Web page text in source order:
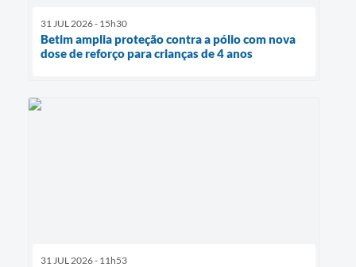
31 JUL 2026 - 15h30
Betim amplia proteção contra a pólio com nova
dose de reforço para crianças de 4 anos
31 JUL 2026 - 11h53